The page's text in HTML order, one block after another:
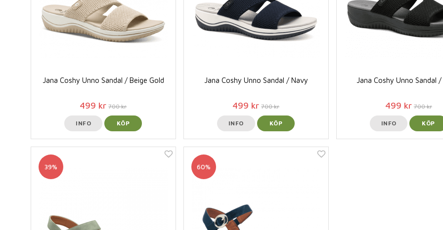
Jana Coshy Unno Sandal / Beige Gold
499 kr 700 kr
INFO KÖP
Jana Coshy Unno Sandal / Navy
499 kr 700 kr
INFO KÖP
Jana Coshy Unno Sandal /
499 kr 700 kr
INFO KÖP
39% 60%